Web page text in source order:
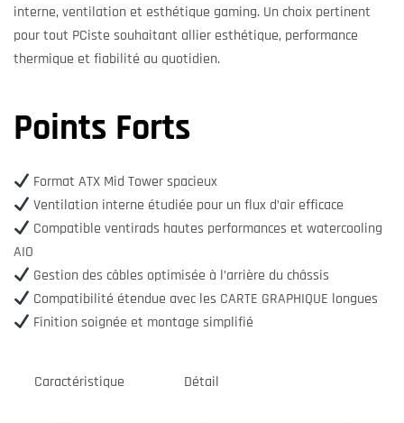
interne, ventilation et esthétique gaming. Un choix pertinent
pour tout PCiste souhaitant allier esthétique, performance
thermique et fiabilité au quotidien.
Points Forts
Format ATX Mid Tower spacieux
Ventilation interne étudiée pour un flux d’air efficace
Compatible ventirads hautes performances et watercooling
AIO
Gestion des câbles optimisée à l’arrière du châssis
Compatibilité étendue avec les CARTE GRAPHIQUE longues
Finition soignée et montage simplifié
Caractéristique Détail